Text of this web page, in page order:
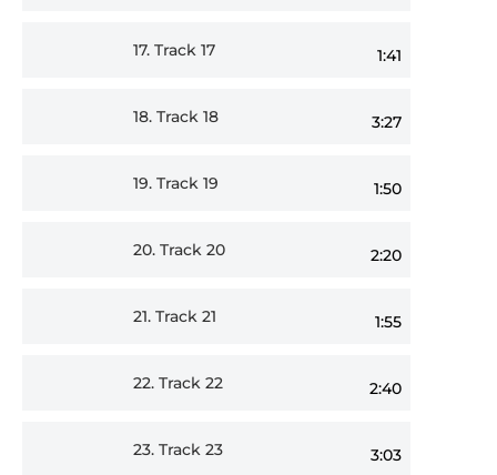
17. Track 17 1:41
18. Track 18 3:27
19. Track 19 1:50
20. Track 20 2:20
21. Track 21 1:55
22. Track 22 2:40
23. Track 23 3:03